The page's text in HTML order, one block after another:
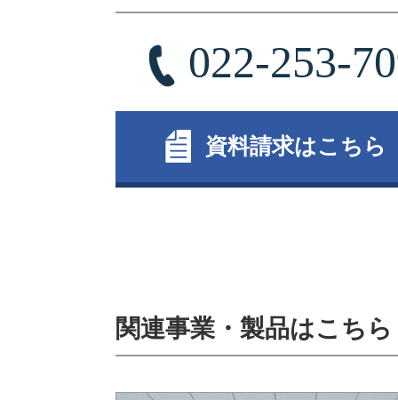
022-253-
資料請求はこちら
関連事業・製品はこちら